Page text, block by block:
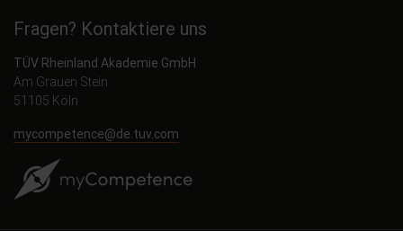
Fragen? Kontaktiere uns
TÜV Rheinland Akademie GmbH
Am Grauen Stein
51105 Köln
mycompetence@de.tuv.com